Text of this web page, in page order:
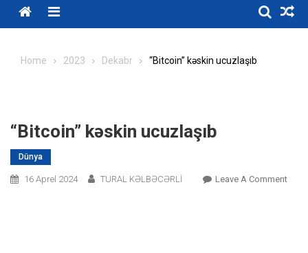
Home 2023 Dekabr “Bitcoin” kəskin ucuzlaşıb
“Bitcoin” kəskin ucuzlaşıb
Dünya
16 Aprel 2024 TURAL KƏLBƏCƏRLİ Leave A CommentOn